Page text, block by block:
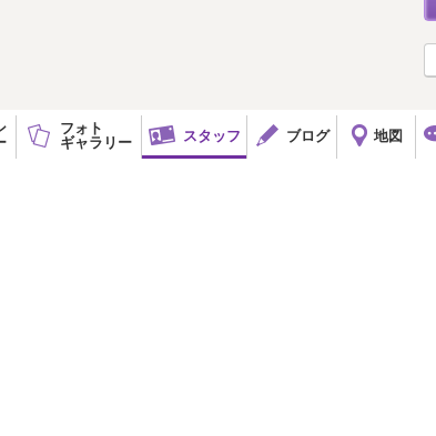
フォト
ギャラリー
スタッフ ブログ 地図